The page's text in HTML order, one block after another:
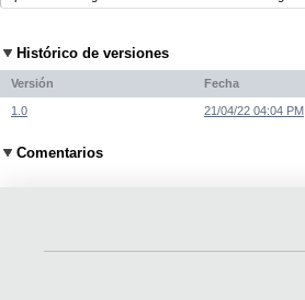
Histórico de versiones
Versión Fecha
1.0 21/04/22 04:04 PM
Comentarios